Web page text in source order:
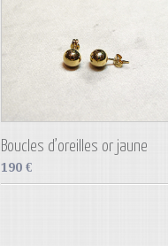
Boucles d’oreilles or jaune
190 €